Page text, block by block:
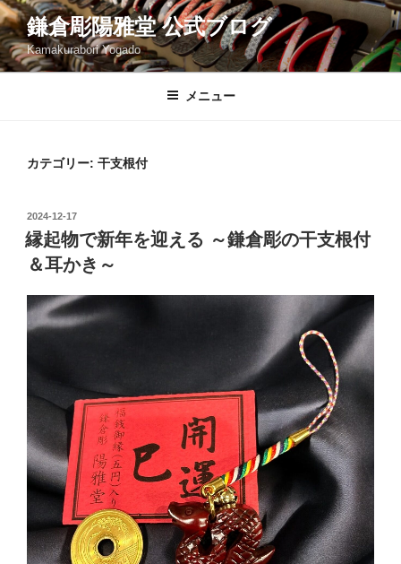
コ
ン
テ
ン
鎌倉彫陽雅堂 公式ブログ
Kamakurabori Yogado
メニュー
カテゴリー: 干支根付
投
稿
日:
2024-12-17
縁起物で新年を迎える ～鎌倉彫の干支根付
＆耳かき～